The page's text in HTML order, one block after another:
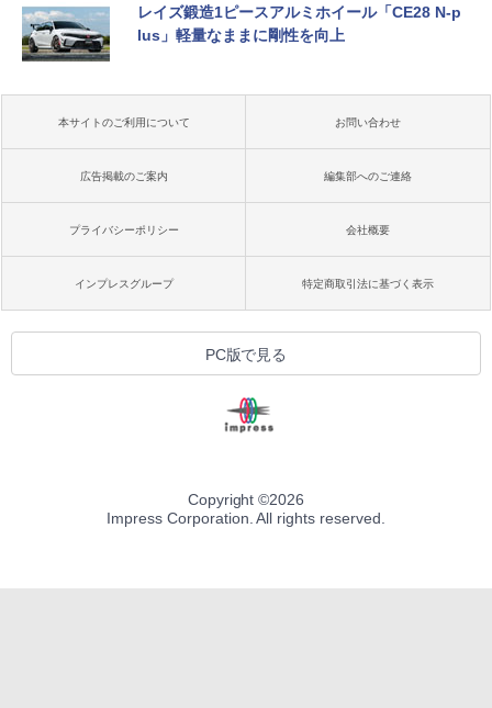
レイズ鍛造1ピースアルミホイール「CE28 N-p
lus」軽量なままに剛性を向上
本サイトのご利用について お問い合わせ
広告掲載のご案内 編集部へのご連絡
プライバシーポリシー 会社概要
インプレスグループ 特定商取引法に基づく表示
PC版で見る
Copyright ©2026
Impress Corporation. All rights reserved.